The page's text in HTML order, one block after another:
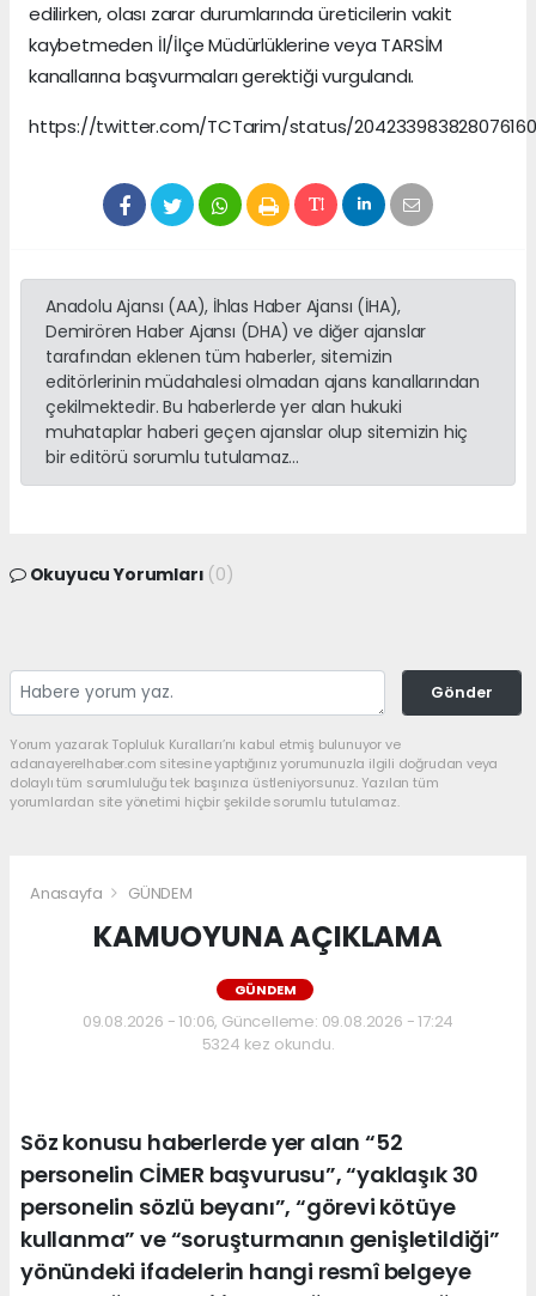
edilirken, olası zarar durumlarında üreticilerin vakit
kaybetmeden İl/İlçe Müdürlüklerine veya TARSİM
kanallarına başvurmaları gerektiği vurgulandı.
https://twitter.com/TCTarim/status/
Anadolu Ajansı (AA), İhlas Haber Ajansı (İHA),
Demirören Haber Ajansı (DHA) ve diğer ajanslar
tarafından eklenen tüm haberler, sitemizin
editörlerinin müdahalesi olmadan ajans kanallarından
çekilmektedir. Bu haberlerde yer alan hukuki
muhataplar haberi geçen ajanslar olup sitemizin hiç
bir editörü sorumlu tutulamaz...
Okuyucu Yorumları (0)
Gönder
Yorum yazarak Topluluk Kuralları’nı kabul etmiş bulunuyor ve
adanayerelhaber.com sitesine yaptığınız yorumunuzla ilgili doğrudan veya
dolaylı tüm sorumluluğu tek başınıza üstleniyorsunuz. Yazılan tüm
yorumlardan site yönetimi hiçbir şekilde sorumlu tutulamaz.
Anasayfa GÜNDEM
KAMUOYUNA AÇIKLAMA
GÜNDEM
09.08.2026 - 10:06, Güncelleme: 09.08.2026 - 17:24
5324 kez okundu.
Söz konusu haberlerde yer alan “52
personelin CİMER başvurusu”, “yaklaşık 30
personelin sözlü beyanı”, “görevi kötüye
kullanma” ve “soruşturmanın genişletildiği”
yönündeki ifadelerin hangi resmî belgeye